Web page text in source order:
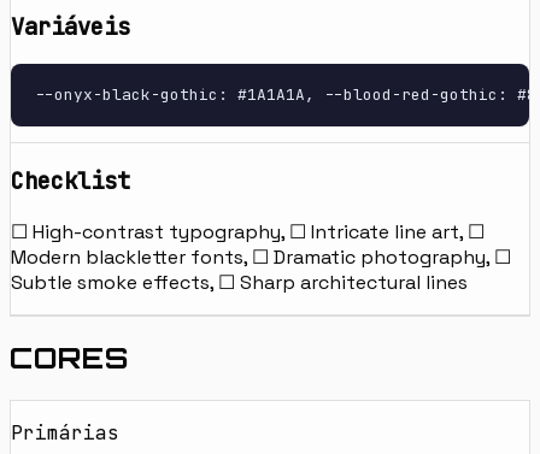
Variáveis
--onyx-black-gothic: #1A1A1A, --blood-red-gothic:
Checklist
☐ High-contrast typography, ☐ Intricate line art, ☐
Modern blackletter fonts, ☐ Dramatic photography, ☐
Subtle smoke effects, ☐ Sharp architectural lines
CORES
Primárias